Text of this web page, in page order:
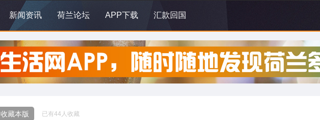
新闻资讯 荷兰论坛 APP下载 汇款回国
收藏本版 已有44 人收藏